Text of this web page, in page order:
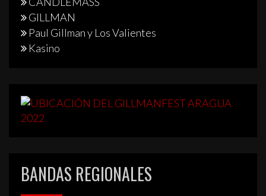
GILLMAN
Paul Gillman y Los Valientes
Kasino
BANDAS REGIONALES